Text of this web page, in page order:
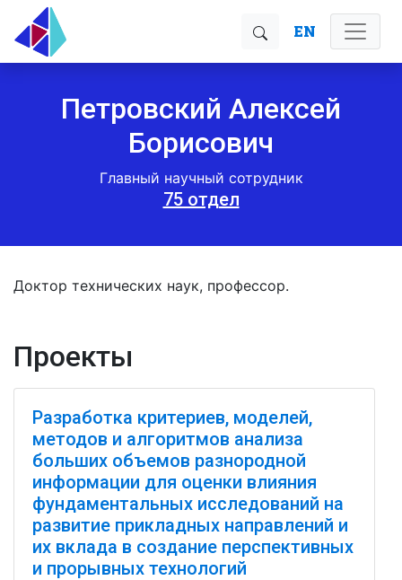
EN
Петровский Алексей
Борисович
Главный научный сотрудник
75 отдел
Доктор технических наук, профессор.
Проекты
Разработка критериев, моделей,
методов и алгоритмов анализа
больших объемов разнородной
информации для оценки влияния
фундаментальных исследований на
развитие прикладных направлений и
их вклада в создание перспективных
и прорывных технологий